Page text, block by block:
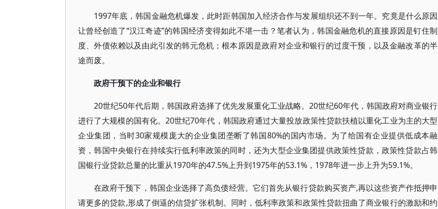
1997年底，韩国金融危机爆发，此时距韩国加入经济合作与发展组织还不到一年。究竟是什么原因
让曾经创造了“汉江奇迹”的韩国经济变得如此不堪一击？笔者认为，韩国金融危机的直接原因是钉住制
度、外债依赖以及由此引发的韩元危机；根本原因是政府对企业和银行的过度干预，以及金融改革的半
途而废。
政府干预下的企业和银行
20世纪50年代后期，韩国政府选择了优先发展重化工业战略。20世纪60年代，韩国政府对商业银行
进行了大规模的国有化。20世纪70年代，韩国政府通过大量投放政策性贷款扶植以重化工业为主的大型
企业集团，当时30家规模庞大的企业集团垄断了韩国80%的国内市场。为了给国有企业提供低成本融
资，韩国中央银行在持续实行低利率政策的同时，还为大型企业集团提供政策性贷款，政策性贷款占韩
国银行业贷款总量的比重从1970年的47.5%上升到1975年的53.1%，1978年进一步上升为59.1%。
在政府干预下，韩国企业选择了高负债经营。它们首先从银行贷款购买资产,再以这些资产作抵押申
请更多的贷款,形成了倒逼的信贷扩张机制。同时，低利率政策和政策性贷款扭曲了商业银行的激励和约